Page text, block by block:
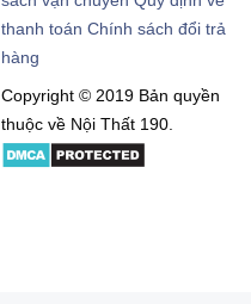
thanh toán Chính sách đổi trả
hàng
Copyright © 2019 Bản quyền
thuộc về Nội Thất 190.